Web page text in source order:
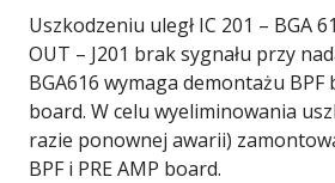
Uszkodzeniu uległ IC 201 – BGA
OUT – J201 brak sygnału przy
BGA616 wymaga demontażu BPF
board. W celu wyeliminowania
razie ponownej awarii)
BPF i PRE AMP board.